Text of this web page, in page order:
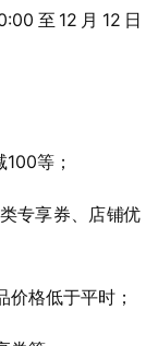
至12月12日
等；
专享券、店铺优
格低于平时；